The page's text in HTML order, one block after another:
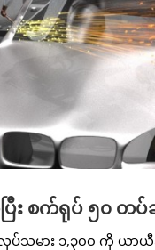
း စက်ရုပ် ၅၀ တ
က အလုပ်သမား ၁,၃၀